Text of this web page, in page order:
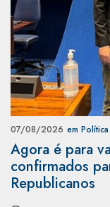
07/08/2026 em Política
Agora é para
confirmados
Republicanos